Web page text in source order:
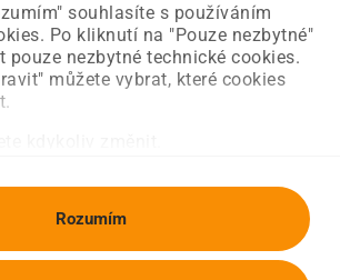
souhlasíte s používáním
Po kliknutí na "Pouze nezbytné"
pouze nezbytné technické cookies.
můžete vybrat, které cookies
Rozumím
stránku Úvodní strana